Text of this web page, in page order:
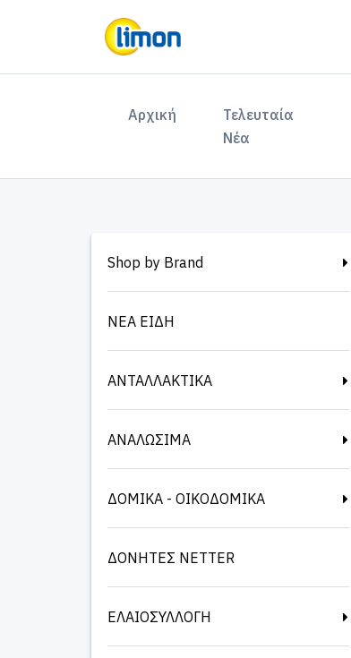
Αρχική (current)Τελευταία
Νέα
Shop by Brand
ΝΕΑ ΕΙΔΗ
ΑΝΤΑΛΛΑΚΤΙΚΑ
ΑΝΑΛΩΣΙΜΑ
ΔΟΜΙΚΑ - ΟΙΚΟΔΟΜΙΚΑ
ΔΟΝΗΤΕΣ NETTER
ΕΛΑΙΟΣΥΛΛΟΓΗ